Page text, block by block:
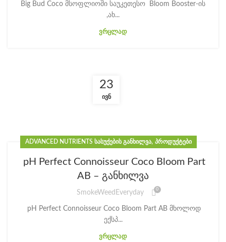
Big Bud Coco მსოფლიოში საუკეთესო Bloom Booster-ის
,ახ...
ᲕᲠᲪᲚᲐᲓ
23
ᲘᲕᲜ
ADVANCED NUTRIENTS ᲡᲐᲡᲣᲥᲔᲑᲘᲡ ᲒᲐᲜᲮᲘᲚᲕᲐ, ᲞᲠᲝᲓᲣᲥᲢᲔᲑᲘ
pH Perfect Connoisseur Coco Bloom Part
AB – განხილვა
SmokeWeedEveryday 0
pH Perfect Connoisseur Coco Bloom Part AB მხოლოდ
ექსპ...
ᲕᲠᲪᲚᲐᲓ